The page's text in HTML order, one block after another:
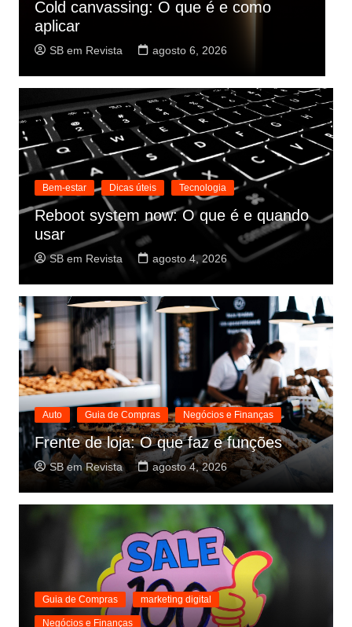
Trabalho interno: O que significa no
emprego
SB em Revista agosto 5, 2026
Bem-estar Dicas úteis Tecnologia
Reboot system now: O que é e quando
usar
SB em Revista agosto 4, 2026
Auto Guia de Compras Negócios e Finanças
Frente de loja: O que faz e funções
SB em Revista agosto 4, 2026
Guia de Compras marketing digital
Negócios e Finanças